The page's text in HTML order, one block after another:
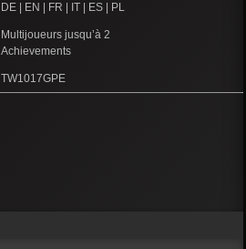
DE | EN | FR | IT | ES | PL
Multijoueurs jusqu’à 2
Achievements
TW1017GPE